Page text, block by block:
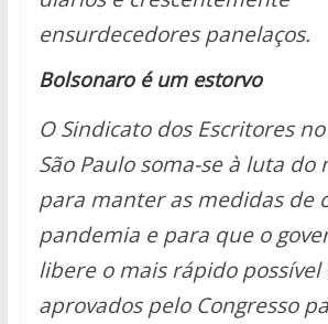
ensurdecedores panelaços.
Bolsonaro é um estorvo
O Sindicato dos Escritores
São Paulo soma-se à luta do
para manter as medidas de
pandemia e para que o
libere o mais rápido possível
aprovados pelo Congresso